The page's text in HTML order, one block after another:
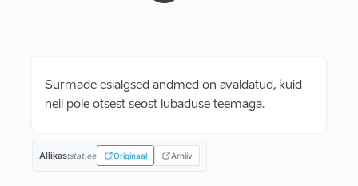
Surmade esialgsed andmed on avaldatud, kuid
neil pole otsest seost lubaduse teemaga.
Allikas:stat.ee Originaal Arhiiv